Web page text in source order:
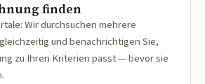
finden
Wir durchsuchen mehrere
und benachrichtigen Sie,
zu Ihren Kriterien passt — bevor sie